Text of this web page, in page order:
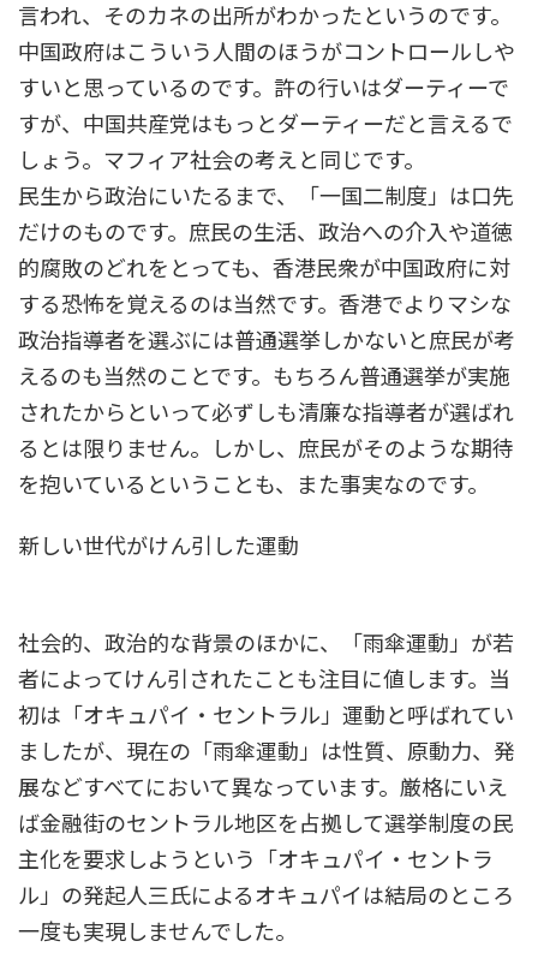
言われ、そのカネの出所がわかったというのです。
中国政府はこういう人間のほうがコントロールしや
すいと思っているのです。許の行いはダーティーで
すが、中国共産党はもっとダーティーだと言えるで
しょう。マフィア社会の考えと同じです。
民生から政治にいたるまで、「一国二制度」は口先
だけのものです。庶民の生活、政治への介入や道徳
的腐敗のどれをとっても、香港民衆が中国政府に対
する恐怖を覚えるのは当然です。香港でよりマシな
政治指導者を選ぶには普通選挙しかないと庶民が考
えるのも当然のことです。もちろん普通選挙が実施
されたからといって必ずしも清廉な指導者が選ばれ
るとは限りません。しかし、庶民がそのような期待
を抱いているということも、また事実なのです。
新しい世代がけん引した運動
社会的、政治的な背景のほかに、「雨傘運動」が若
者によってけん引されたことも注目に値します。当
初は「オキュパイ・セントラル」運動と呼ばれてい
ましたが、現在の「雨傘運動」は性質、原動力、発
展などすべてにおいて異なっています。厳格にいえ
ば金融街のセントラル地区を占拠して選挙制度の民
主化を要求しようという「オキュパイ・セントラ
ル」の発起人三氏によるオキュパイは結局のところ
一度も実現しませんでした。